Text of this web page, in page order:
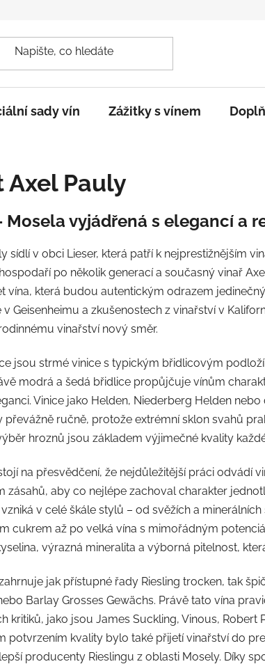
sady vín Zážitky s vínem
Pauly
Mosela vyjádřená s elegancí a
sídlí v obci Lieser, která patří k nejprestižnějším
po několik generací a současný vinař
vína, která budou autentickým odrazem
v Geisenheimu a zkušenostech z vinařství v
vinařství nový směr.
jsou strmé vinice s typickým břidlicovým
modrá a šedá břidlice propůjčuje vínům
Vinice jako Helden, Niederberg Helden
ručně, protože extrémní sklon svahů
hroznů jsou základem výjimečné kvality
na přesvědčení, že nejdůležitější práci odvádí
zásahů, aby co nejlépe zachoval charakter
v celé škále stylů – od svěžích a
cukrem až po velká vína s mimořádným
výrazná mineralita a výborná pitelnost,
jak přístupné řady Riesling trocken, tak
Barlay Grosses Gewächs. Právě tato vína
kritiků, jako jsou James Suckling, Vinous, Robert
potvrzením kvality bylo také přijetí vinařství do
producenty Rieslingu z oblasti Mosely. Díky